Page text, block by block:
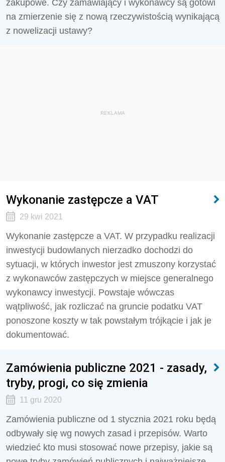
zakupowe. Czy zamawiający i wykonawcy są gotowi
na zmierzenie się z nową rzeczywistością wynikającą
z nowelizacji ustawy?
REKLAMA
Wykonanie zastępcze a VAT
29 kwi 2021
Wykonanie zastępcze a VAT. W przypadku realizacji
inwestycji budowlanych nierzadko dochodzi do
sytuacji, w których inwestor jest zmuszony korzystać
z wykonawców zastępczych w miejsce generalnego
wykonawcy inwestycji. Powstaje wówczas
wątpliwość, jak rozliczać na gruncie podatku VAT
ponoszone koszty w tak powstałym trójkącie i jak je
dokumentować.
Zamówienia publiczne 2021 - zasady,
tryby, progi, co się zmienia
11 gru 2020
Zamówienia publiczne od 1 stycznia 2021 roku będą
odbywały się wg nowych zasad i przepisów. Warto
wiedzieć kto musi stosować nowe przepisy, jakie są